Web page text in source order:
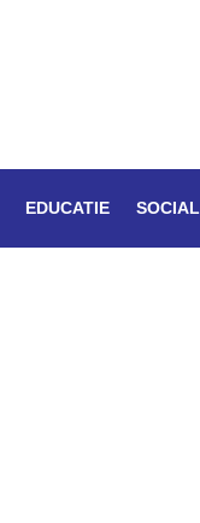
EDUCATIE SOCIAL